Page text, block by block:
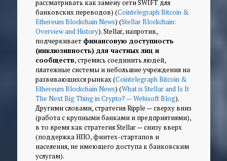
рассматривать как замену сети SWIFT для
банковских переводов) (Cointelegraph Bitcoin &
Ethereum Blockchain News) (Stellar Blockchain:
Overview and History). Stellar, напротив,
подчеркивает финансовую доступность
(инклюзивность) для частных лиц и
сообществ, стремясь соединить людей,
платежные системы и небольшие учреждения на
развивающихся рынках (Cointelegraph Bitcoin &
Ethereum Blockchain News) (What is Stellar and Is It
The Next Big Thing in Crypto? — Webisoft Blog).
Другими словами, стратегия Ripple —сверху вниз
(работа с крупными банками и предприятиями),
в то время как стратегия Stellar —снизу вверх
(поддержка НПО, финтех-стартапов и
населения, не имеющего доступа к банковским
услугам).